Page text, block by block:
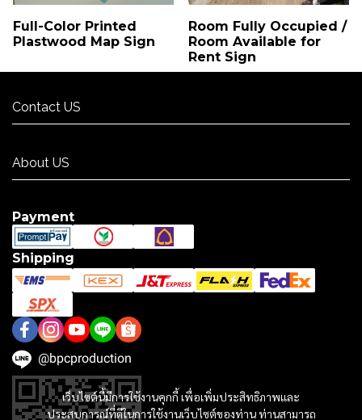
Full-Color Printed
Plastwood Map Sign
Room Fully Occupied /
Room Available for
Rent Sign
เว็บไซต์นี้มีการใช้งานคุกกี้ เพื่อเพิ่มประสิทธิภาพและ
ประสบการณ์ที่ดีในการใช้งานเว็บไซต์ของท่าน ท่านสามารถ
Contact US
About US
Payment
Shipping
@bpcproduction